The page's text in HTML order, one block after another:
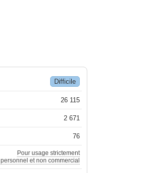
Difficile
26 115
2 671
76
Pour usage strictement
personnel et non commercial